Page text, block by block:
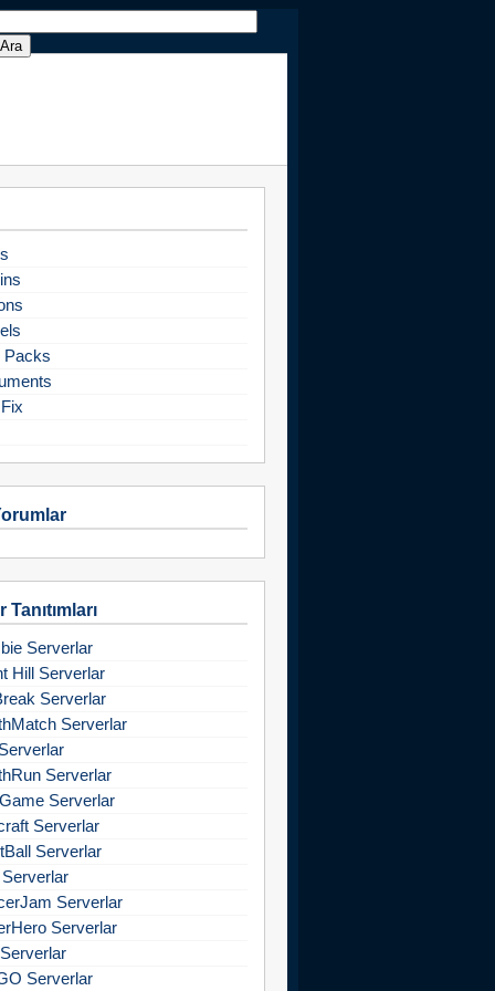
Packs
Tanıtımları
Serverlar
Hill Serverlar
Serverlar
Serverlar
Serverlar
Serverlar
Serverlar
Serverlar
Serverlar
Serverlar
Serverlar